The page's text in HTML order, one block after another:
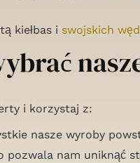
kiełbas i swojskich
i korzystaj z:
nasze wyroby
pozwala nam uniknąć